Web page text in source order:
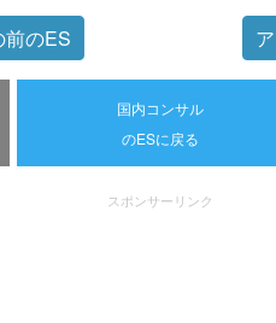
前のES
国内コンサル
のESに戻る
スポンサーリンク